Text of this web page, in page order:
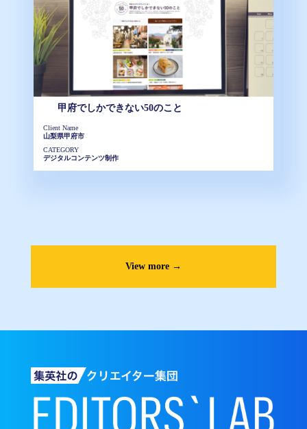
甲府でしかできない50のこと
Client Name
山梨県甲府市
CATEGORY
デジタルコンテンツ制作
View more →